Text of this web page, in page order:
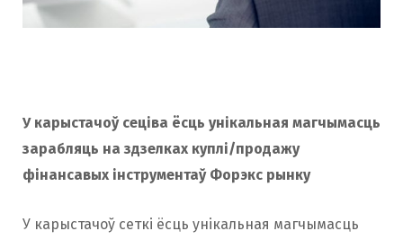
У карыстачоў сеціва ёсць унікальная магчымасць
зарабляць на здзелках куплі/продажу
фінансавых інструментаў Форэкс рынку
У карыстачоў сеткі ёсць унікальная магчымасць